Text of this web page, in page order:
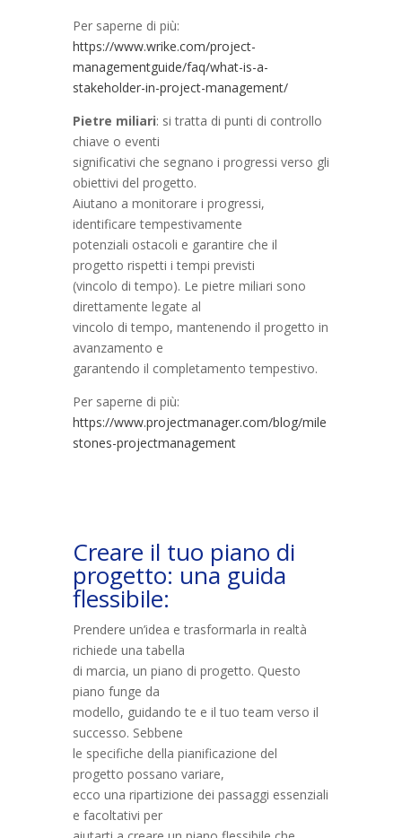
Per saperne di più:
https://www.wrike.com/project-
managementguide/faq/what-is-a-
stakeholder-in-project-management/
Pietre miliari: si tratta di punti di controllo
chiave o eventi
significativi che segnano i progressi verso gli
obiettivi del progetto.
Aiutano a monitorare i progressi,
identificare tempestivamente
potenziali ostacoli e garantire che il
progetto rispetti i tempi previsti
(vincolo di tempo). Le pietre miliari sono
direttamente legate al
vincolo di tempo, mantenendo il progetto in
avanzamento e
garantendo il completamento tempestivo.
Per saperne di più:
https://www.projectmanager.com/blog/mile
stones-projectmanagement
Creare il tuo piano di
progetto: una guida
flessibile:
Prendere un’idea e trasformarla in realtà
richiede una tabella
di marcia, un piano di progetto. Questo
piano funge da
modello, guidando te e il tuo team verso il
successo. Sebbene
le specifiche della pianificazione del
progetto possano variare,
ecco una ripartizione dei passaggi essenziali
e facoltativi per